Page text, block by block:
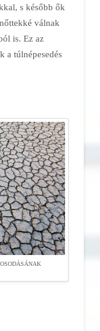
s később ők
válnak
is. Ez az
a túlnépesedés